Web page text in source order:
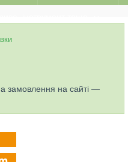
замовлення на сайті —